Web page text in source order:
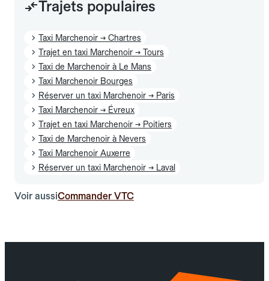
Trajets populaires
Taxi Marchenoir → Chartres
Trajet en taxi Marchenoir → Tours
Taxi de Marchenoir à Le Mans
Taxi Marchenoir Bourges
Réserver un taxi Marchenoir → Paris
Taxi Marchenoir → Évreux
Trajet en taxi Marchenoir → Poitiers
Taxi de Marchenoir à Nevers
Taxi Marchenoir Auxerre
Réserver un taxi Marchenoir → Laval
Voir aussiCommander VTC